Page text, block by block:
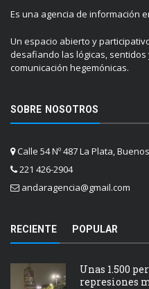
Es una agencia de información
Un espacio abierto y
desafiando las lógicas,
comunicación hegemónicas.
SOBRE NOSOTROS
Calle 54 Nº 487 La Plata,
221 426-2904
andaragencia@gmail.com
RECIENTE POPULAR
Unas 1.500
represiones